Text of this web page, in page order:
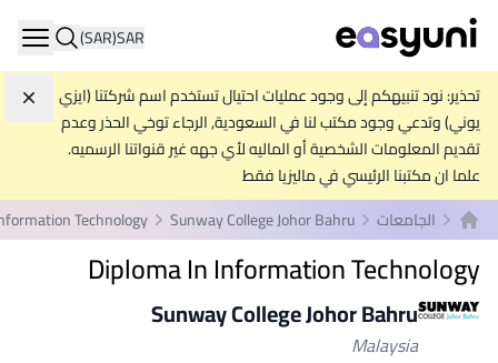
SAR
(SAR)
تحذير: نود تنبيهكم إلى وجود عمليات احتيال تستخدم اسم شركتنا (ايزي
يوني) وتدعي وجود مكتب لنا في السعودية, الرجاء توخي الحذر وعدم
تقديم المعلومات الشخصية أو الماليه لأي جهه غير قنواتنا الرسميه.
علما ان مكتبنا الرئيسي في ماليزيا فقط
الصفحة الرئيسية
الجامعات Sunway College Johor Bahru
Technology
Diploma In Information Technology
Sunway College Johor Bahru
Malaysia